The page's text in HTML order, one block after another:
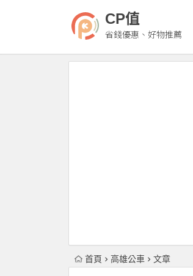
CP值
省錢優惠、好物推薦
首頁 高雄公車 文章